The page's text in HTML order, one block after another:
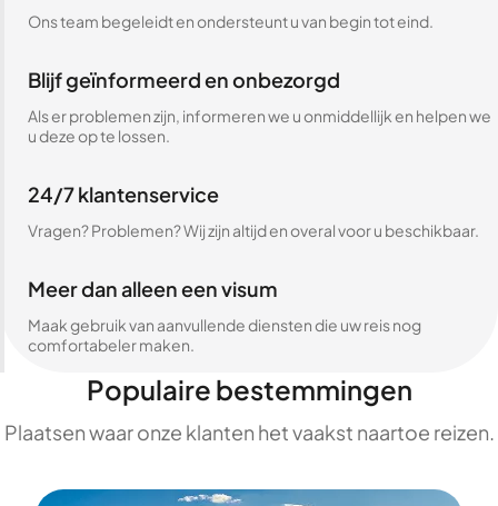
Ons team begeleidt en ondersteunt u van begin tot eind.
Blijf geïnformeerd en onbezorgd
Als er problemen zijn, informeren we u onmiddellijk en helpen we
u deze op te lossen.
24/7 klantenservice
Vragen? Problemen? Wij zijn altijd en overal voor u beschikbaar.
Meer dan alleen een visum
Maak gebruik van aanvullende diensten die uw reis nog
comfortabeler maken.
Populaire bestemmingen
Plaatsen waar onze klanten het vaakst naartoe reizen.